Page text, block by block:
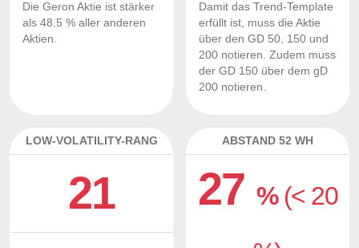
Die Geron Aktie ist stärker
als 48.5 % aller anderen
Aktien.
Damit das Trend-Template
erfüllt ist, muss die Aktie
über den GD 50, 150 und
200 notieren. Zudem muss
der GD 150 über dem gD
200 notieren.
LOW-VOLATILITY-RANG
21
ABSTAND 52 WH
27% (< 20